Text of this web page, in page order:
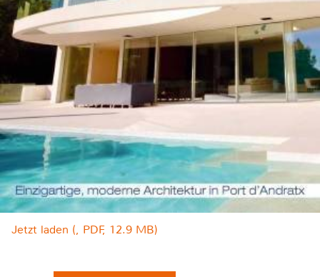
Jetzt laden (, PDF, 12.9 MB)